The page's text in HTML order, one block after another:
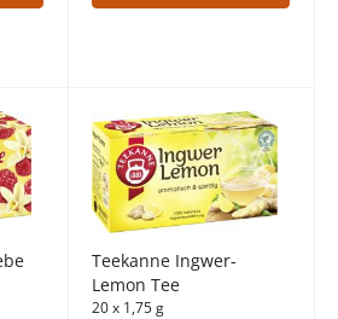
Teekanne Ingwer-
Lemon Tee
20 x 1,75 g